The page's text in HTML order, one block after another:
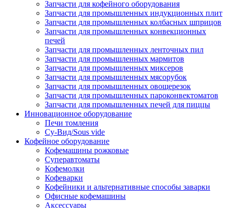
Запчасти для кофейного оборудования
Запчасти для промышленных индукционных плит
Запчасти для промышленных колбасных шприцов
Запчасти для промышленных конвекционных
печей
Запчасти для промышленных ленточных пил
Запчасти для промышленных мармитов
Запчасти для промышленных миксеров
Запчасти для промышленных мясорубок
Запчасти для промышленных овощерезок
Запчасти для промышленных пароконвектоматов
Запчасти для промышленных печей для пиццы
Инновационное оборудование
Печи томления
Су-Вид/Sous vide
Кофейное оборудование
Кофемашины рожковые
Суперавтоматы
Кофемолки
Кофеварки
Кофейники и альтернативные способы заварки
Офисные кофемашины
Аксессуары